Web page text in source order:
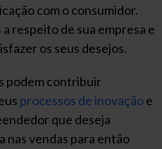
com o consumidor.
respeito de sua empresa e
os seus desejos.
podem contribuir
processos de inovaçãoe
que deseja
nas vendas para então